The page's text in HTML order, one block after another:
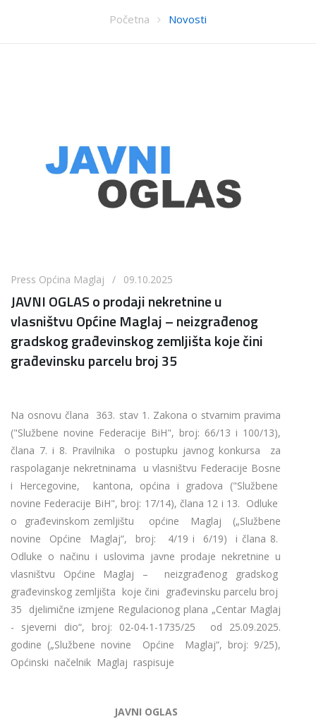
Početna Novosti
Press Općina Maglaj / 09.10.2025
JAVNI OGLAS o prodaji nekretnine u
vlasništvu Općine Maglaj – neizgrađenog
gradskog građevinskog zemljišta koje čini
građevinsku parcelu broj 35
Na osnovu člana 363. stav 1. Zakona o stvarnim pravima
("Službene novine Federacije BiH", broj: 66/13 i 100/13),
člana 7. i 8. Pravilnika o postupku javnog konkursa za
raspolaganje nekretninama u vlasništvu Federacije Bosne
i Hercegovine, kantona, općina i gradova ("Službene
novine Federacije BiH", broj: 17/14), člana 12 i 13. Odluke
o građevinskom zemljištu općine Maglaj („Službene
novine Općine Maglaj“, broj: 4/19 i 6/19) i člana 8.
Odluke o načinu i uslovima javne prodaje nekretnine u
vlasništvu Općine Maglaj – neizgrađenog gradskog
građevinskog zemljišta koje čini građevinsku parcelu broj
35 djelimične izmjene Regulacionog plana „Centar Maglaj
- sjeverni dio“, broj: 02-04-1-1735/25 od 25.09.2025.
godine („Službene novine Općine Maglaj“, broj: 9/25),
Općinski načelnik Maglaj raspisuje
JAVNI OGLAS